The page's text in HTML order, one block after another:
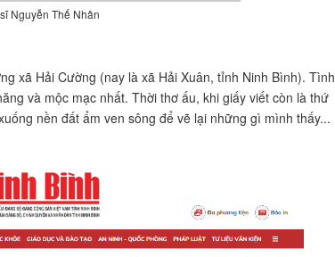
Nguyễn Thế Nhân
xã Hải Cường (nay là xã Hải Xuân, tỉnh Ninh Bình). Tình
và mộc mạc nhất. Thời thơ ấu, khi giấy viết còn là thứ
nền đất ẩm ven sông để vẽ lại những gì mình thấy...